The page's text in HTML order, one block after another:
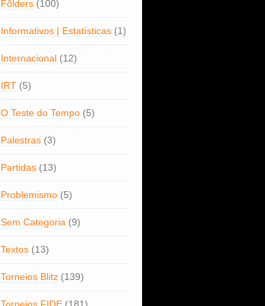
Fôlders(100)
Informativos | Estatísticas(1)
Internacional(12)
IRT(5)
O Teste do Tempo(5)
Palestras(3)
Partidas(13)
Problemismo(5)
Sem Categoria(9)
Textos(13)
Torneios Blitz(139)